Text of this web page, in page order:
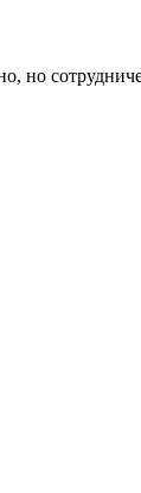
но